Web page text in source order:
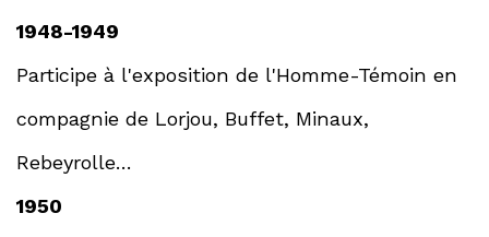
1948-1949
Participe à l'exposition de l'Homme-Témoin en
compagnie de Lorjou, Buffet, Minaux,
Rebeyrolle…
1950